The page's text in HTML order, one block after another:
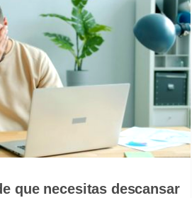
que necesitas descansar